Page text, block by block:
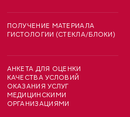
ПОЛУЧЕНИЕ МАТЕРИАЛА
ГИСТОЛОГИИ (СТЕКЛА/БЛОКИ)
АНКЕТА ДЛЯ ОЦЕНКИ
КАЧЕСТВА УСЛОВИЙ
ОКАЗАНИЯ УСЛУГ
МЕДИЦИНСКИМИ
ОРГАНИЗАЦИЯМИ